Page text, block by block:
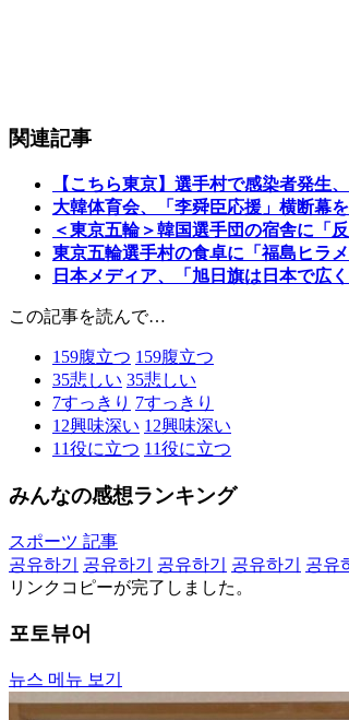
関連記事
【こちら東京】選手村で感染者発生
大韓体育会、「李舜臣応援」横断幕
＜東京五輪＞韓国選手団の宿舎に「
東京五輪選手村の食卓に「福島ヒラ
日本メディア、「旭日旗は日本で広
この記事を読んで…
159腹立つ 159腹立つ
35悲しい 35悲しい
7すっきり 7すっきり
12興味深い 12興味深い
11役に立つ 11役に立つ
みんなの感想ランキング
スポーツ 記事
공유하기
공유하기 공유하기 공유하기
공유
リンクコピーが完了しました。
포토뷰어
뉴스 메뉴 보기